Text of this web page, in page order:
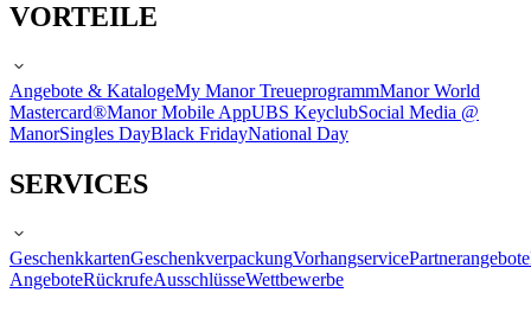
VORTEILE
Angebote & KatalogeMy Manor TreueprogrammManor World
Mastercard®Manor Mobile AppUBS KeyclubSocial Media @
ManorSingles DayBlack FridayNational Day
SERVICES
GeschenkkartenGeschenkverpackungVorhangservicePartnerangebote
AngeboteRückrufeAusschlüsseWettbewerbe